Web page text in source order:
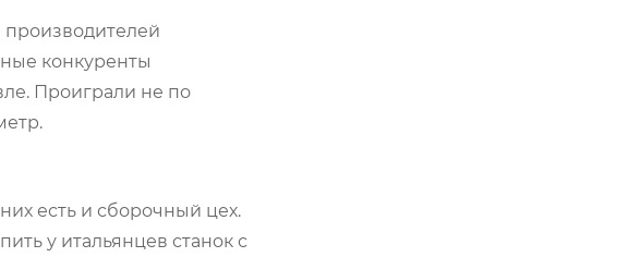
конкуренты
Проиграли не по
есть и сборочный цех.
у итальянцев станок с